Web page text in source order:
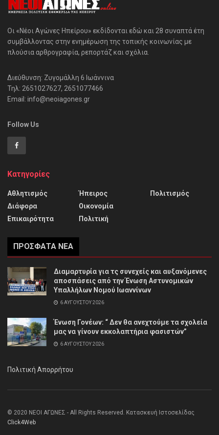
Οι «Νέοι Αγώνες Ηπείρου» εκδίδονται εδώ και 28 συναπτά έτη
συμβάλλοντας στην ενημέρωση της τοπικής κοινωνίας με
πλούσια αρθρογραφία, ρεπορτάζ και σχόλια.
Διεύθυνση: Ζυγομάλλη 6 Ιωάννινα
Τηλ: 2651027627, 2651077466
Email: info@neoiagones.gr
Follow Us
Κατηγορίες
Αθλητισμός
Διάφορα
Επικαιρότητα
Ήπειρος
Οικονομία
Πολιτική
Πολιτισμός
ΠΡΌΣΦΑΤΑ ΝΈΑ
Διαμαρτυρία για τς συνεχείς και αυξανόμενες
αποσπάσεις από την Ένωση Αστυνομικών
Υπαλλήλων Νομού Ιωαννίνων
6 ΑΥΓΟΎΣΤΟΥ 2026
Ένωση Γονέων: “ Δεν θα ανεχτούμε τα σχολεία
μας να γίνουν εκκολαπτήρια φασιστών”
6 ΑΥΓΟΎΣΤΟΥ 2026
Πολιτική Απορρήτου
© 2020 ΝΕΟΙ ΑΓΩΝΕΣ - All Rights Reserved. Κατασκευή Ιστοσελίδας
Click4Web